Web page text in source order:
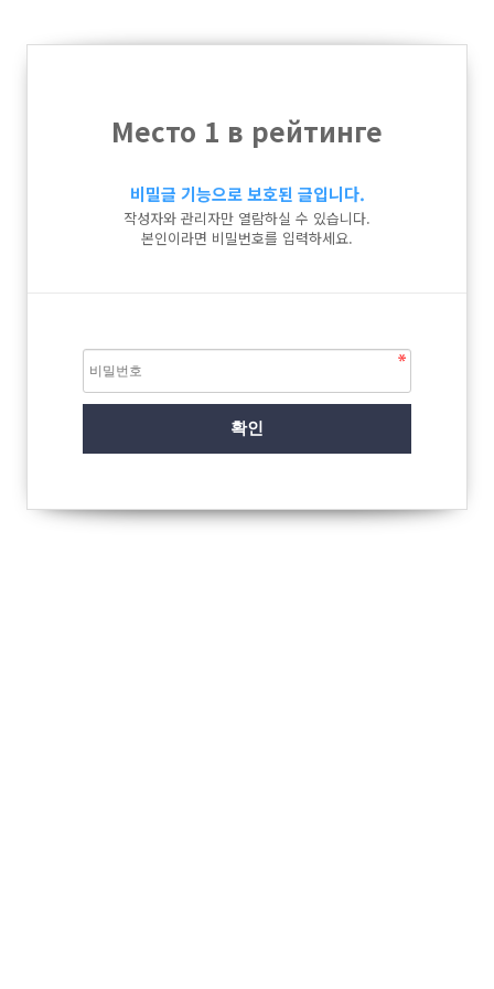
Место 1 в рейтинге
비밀글 기능으로 보호된 글입니다.
작성자와 관리자만 열람하실 수 있습니다.
본인이라면 비밀번호를 입력하세요.